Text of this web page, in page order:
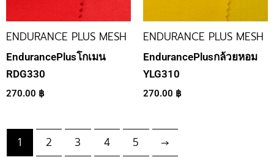
ENDURANCE PLUS MESH
EndurancePlusโกเมน
RDG330
270.00 ฿
ENDURANCE PLUS MESH
EndurancePlusกล้วยหอม
YLG310
270.00 ฿
1 2 3 4 5 →